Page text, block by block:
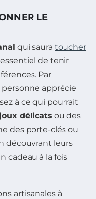
LE
qui saura toucher
de tenir
Par
personne apprécie
à ce qui pourrait
délicats ou des
des porte-clés ou
découvrant leurs
cadeau à la fois
artisanales à